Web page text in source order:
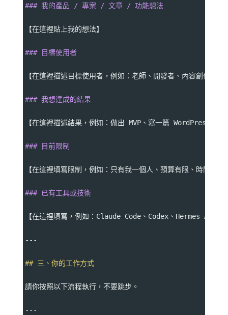
### 我的產品 / 專案 / 文章 / 功能想法
【在這裡貼上我的想法】
### 目標使用者
【在這裡描述目標使用者，例如：老師、開發者、內容創作者
### 我想達成的結果
【在這裡描述結果，例如：做出 MVP、寫一篇 WordPress
### 目前限制
【在這裡填寫限制，例如：只有我一個人、預算有限、時間
### 已有工具或技術
【在這裡填寫，例如：Claude Code、Codex、Hermes
---
## 三、你的工作方式
請你按照以下流程執行，不要跳步。
---